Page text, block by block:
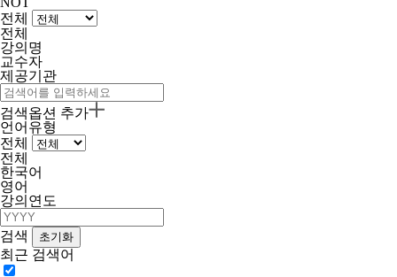
전체
전체
강의명
교수자
제공기관
검색옵션 추가
언어유형
전체
전체
한국어
영어
강의연도
검색
최근 검색어